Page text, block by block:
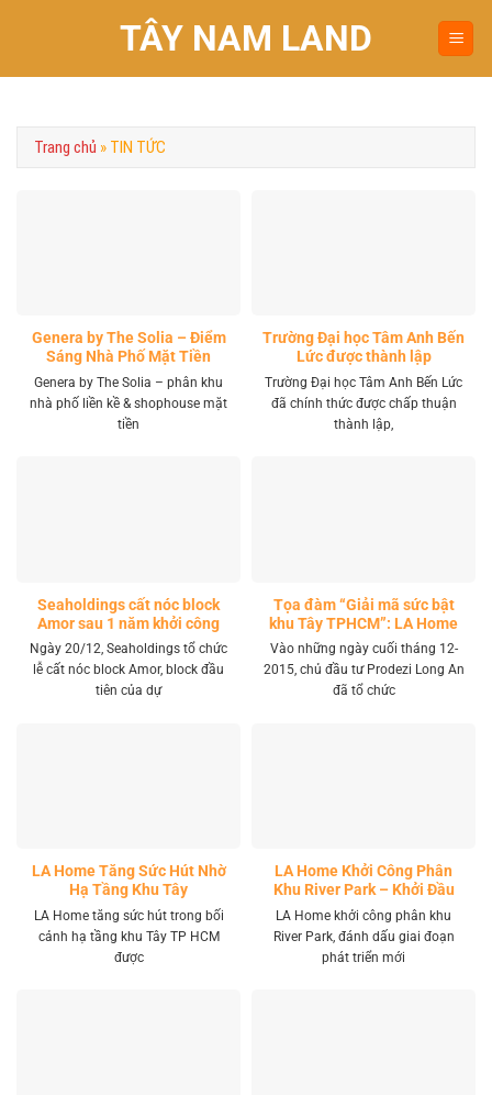
TÂY NAM LAND
Trang chủ » TIN TỨC
Genera by The Solia – Điểm
Sáng Nhà Phố Mặt Tiền
Vành Đai 4 Khu Tây
Genera by The Solia – phân khu
nhà phố liền kề & shophouse mặt
tiền
Trường Đại học Tâm Anh Bến
Lức được thành lập
Trường Đại học Tâm Anh Bến Lức
đã chính thức được chấp thuận
thành lập,
Seaholdings cất nóc block
Amor sau 1 năm khởi công
Ngày 20/12, Seaholdings tổ chức
lễ cất nóc block Amor, block đầu
tiên của dự
Tọa đàm “Giải mã sức bật
khu Tây TPHCM”: LA Home
khai mở tọa độ đầu tư mới
Vào những ngày cuối tháng 12-
2015, chủ đầu tư Prodezi Long An
đã tổ chức
LA Home Tăng Sức Hút Nhờ
Hạ Tầng Khu Tây
LA Home tăng sức hút trong bối
cảnh hạ tầng khu Tây TP HCM
được
LA Home Khởi Công Phân
Khu River Park – Khởi Đầu
Giai Đoạn Phát Triển Mới
LA Home khởi công phân khu
River Park, đánh dấu giai đoạn
phát triển mới